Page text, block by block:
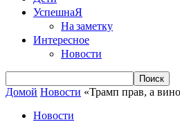
УспешнаЯ
На заметку
Интересное
Новости
Домой Новости «Трамп прав, а
Новости